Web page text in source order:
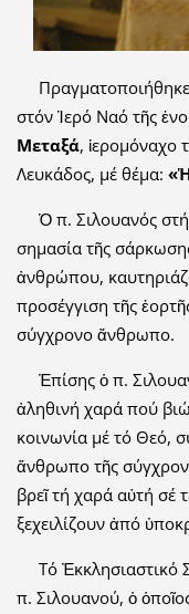
Πραγματοποιήθηκε
στόν Ἱερό Ναό τῆς
Μεταξά, ἱερομόναχο
Λευκάδος, μέ θέμα:
Ὁ π. Σιλουανός
σημασία τῆς
ἀνθρώπου,
προσέγγιση τῆς
σύγχρονο ἄνθρωπο.
Ἐπίσης ὁ π.
ἀληθινή χαρά πού
κοινωνία μέ τό Θεό,
ἄνθρωπο τῆς
βρεῖ τή χαρά αὐτή σέ
ξεχειλίζουν ἀπό
Τό Ἐκκλησιαστικό
π. Σιλουανού, ὁ